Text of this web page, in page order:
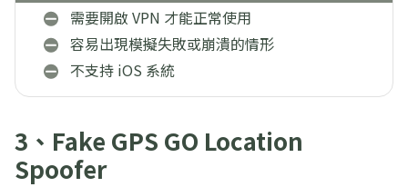
需要開啟 VPN 才能正常使用
容易出現模擬失敗或崩潰的情形
不支持 iOS 系統
3、Fake GPS GO Location
Spoofer